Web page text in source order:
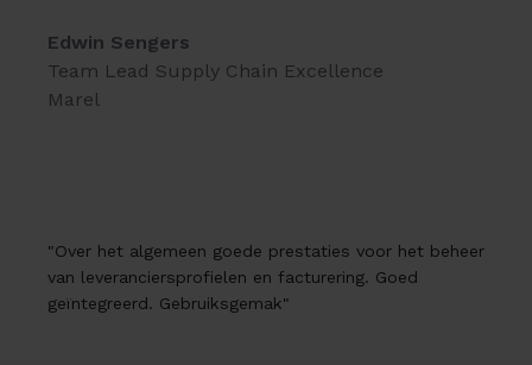
Edwin Sengers
Team Lead Supply Chain Excellence
Marel
"Over het algemeen goede prestaties voor het beheer
van leveranciersprofielen en facturering. Goed
geïntegreerd. Gebruiksgemak"